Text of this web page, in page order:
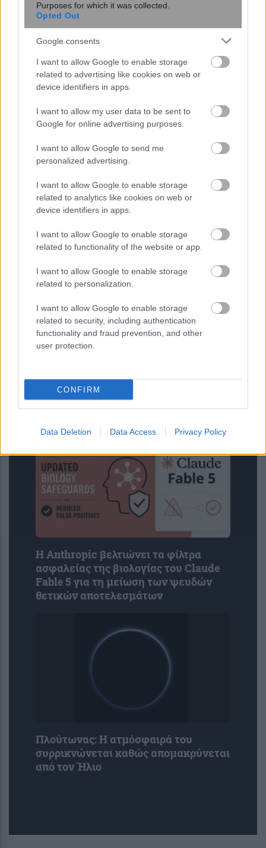
Purposes for which it was collected.
Opted Out
Google consents
I want to allow Google to enable storage
related to advertising like cookies on web or
device identifiers in apps.
I want to allow my user data to be sent to
Google for online advertising purposes.
I want to allow Google to send me
personalized advertising.
I want to allow Google to enable storage
related to analytics like cookies on web or
device identifiers in apps.
I want to allow Google to enable storage
related to functionality of the website or app.
I want to allow Google to enable storage
related to personalization.
I want to allow Google to enable storage
related to security, including authentication
functionality and fraud prevention, and other
user protection.
CONFIRM
Data Deletion Data Access Privacy Policy
«Αττικόν» – Εκτός λειτουργίας και τα
δύο μηχανήματα
ΙΣΑ: Αναστολή της υποχρεωτικής
Η Anthropic βελτιώνει τα φίλτρα
ασφαλείας της βιολογίας του Claude
Fable 5 για τη μείωση των ψευδών
θετικών αποτελεσμάτων
Πλούτωνας: Η ατμόσφαιρά του
συρρικνώνεται καθώς απομακρύνεται
από τον Ήλιο